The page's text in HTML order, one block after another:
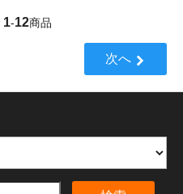
1-12商品
次へ